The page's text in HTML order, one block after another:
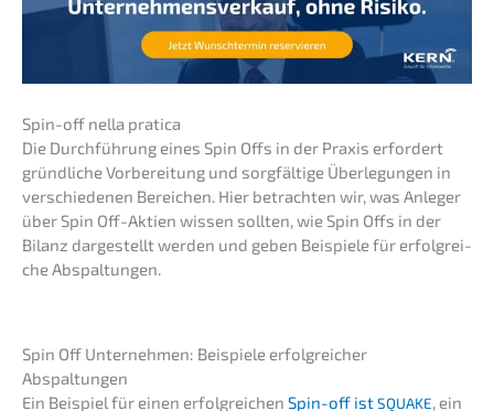
Spin-off nella pratica
Die Durch­füh­rung eines Spin Offs in der Praxis erfor­dert
gründ­li­che Vorbe­rei­tung und sorgfäl­ti­ge Überle­gun­gen in
verschie­de­nen Berei­chen. Hier betrach­ten wir, was Anleger
über Spin Off-Aktien wissen sollten, wie Spin Offs in der
Bilanz darge­stellt werden und geben Beispie­le für erfolg­rei­
che Abspaltungen.
Spin Off Unter­neh­men: Beispie­le erfolg­rei­cher
Abspaltungen
Ein Beispiel für einen erfolg­rei­chen Spin-off istSQUAKE , ein